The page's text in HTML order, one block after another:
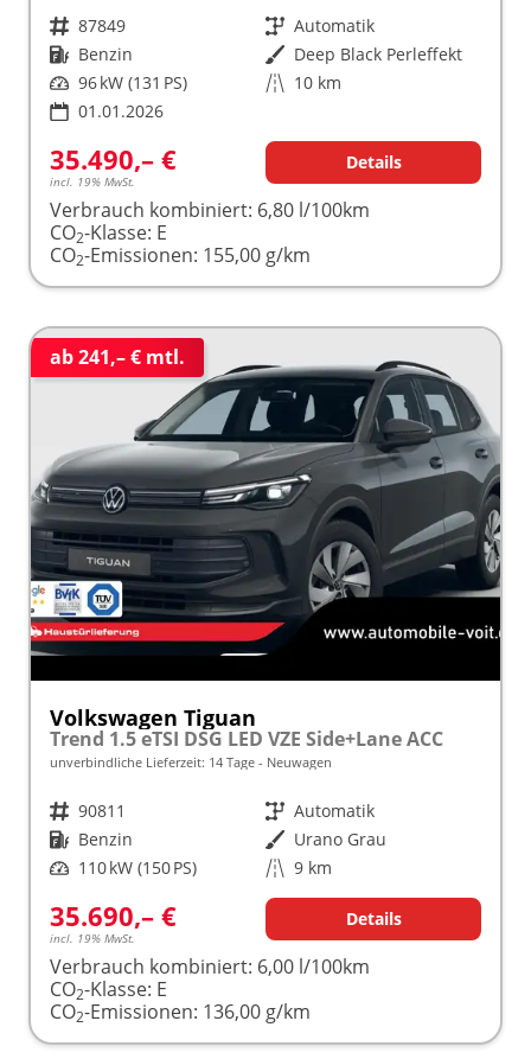
Fahrzeugnr. 87849 Getriebe Automatik
Kraftstoff Benzin Außenfarbe Deep Black Perleffekt
Leistung 96 kW (131 PS) Kilometerstand 10 km
01.01.2026
35.490,– €
incl. 19% MwSt.
Details
Verbrauch kombiniert: 6,80 l/100km
CO2-Klasse: E
CO2-Emissionen: 155,00 g/km
ab 241,– € mtl.
Volkswagen Tiguan
Trend 1.5 eTSI DSG LED VZE Side+Lane ACC
unverbindliche Lieferzeit: 14 Tage Neuwagen
Fahrzeugnr. 90811 Getriebe Automatik
Kraftstoff Benzin Außenfarbe Urano Grau
Leistung 110 kW (150 PS) Kilometerstand 9 km
35.690,– €
incl. 19% MwSt.
Details
Verbrauch kombiniert: 6,00 l/100km
CO2-Klasse: E
CO2-Emissionen: 136,00 g/km